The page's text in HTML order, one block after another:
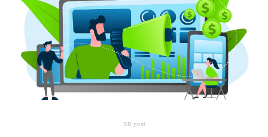
SB post